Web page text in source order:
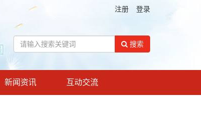
注册 登录
搜索
新闻资讯 互动交流